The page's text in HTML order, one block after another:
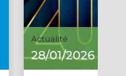
Actualité
28/01/2026